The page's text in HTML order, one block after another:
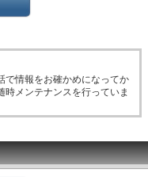
で情報をお確かめになってか
時メンテナンスを行っていま